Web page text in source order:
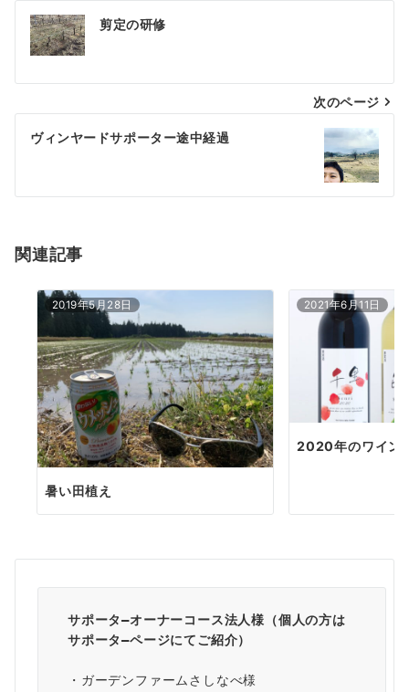
投
稿
ビ
ゲ
シ
ン
剪定の研修
次のページ
ヴィンヤードサポーター途中経過
関連記事
2019年5月28日
暑い田植え
2021年6月11日
2020年のワイン
サポータ―オーナーコース法人様（個人の方は
サポータ―ページにてご紹介）
・ガーデンファームさしなべ様